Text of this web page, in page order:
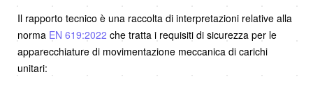
Il rapporto tecnico è una raccolta di interpretazioni relative alla
norma EN 619:2022 che tratta i requisiti di sicurezza per le
apparecchiature di movimentazione meccanica di carichi
unitari: